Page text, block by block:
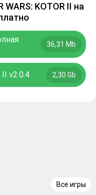
WARS: KOTOR II на
36,31 Mb
II v2.0.4 2,30 Gb
Все игры